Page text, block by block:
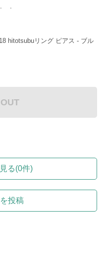
hitotsubuリング ピアス - ブル
る(0件)
投稿